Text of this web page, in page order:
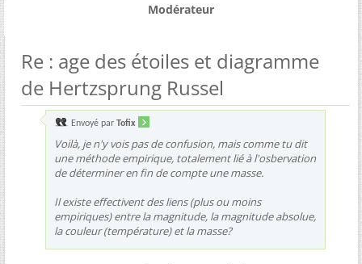
Modérateur
Re : age des étoiles et diagramme
de Hertzsprung Russel
Envoyé par Tofix
Voilà, je n'y vois pas de confusion, mais comme tu dit
une méthode empirique, totalement lié à l'osbervation
de déterminer en fin de compte une masse.
Il existe effectivent des liens (plus ou moins
empiriques) entre la magnitude, la magnitude absolue,
la couleur (température) et la masse?